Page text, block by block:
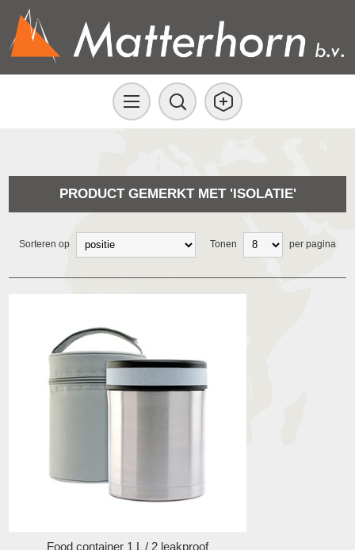
PRODUCT GEMERKT MET 'ISOLATIE'
Sorteren op Tonen per pagina
Food container 1 L / 2 leakproof